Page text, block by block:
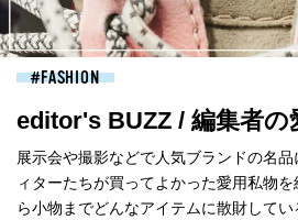
FASHION
editor's BUZZ / 編集者の
展示会や撮影などで人気ブランドの名
ィターたちが買ってよかった愛用私物
ら小物までどんなアイテムに散財して